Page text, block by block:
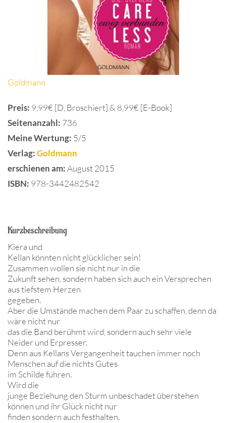
Goldmann
Preis: 9,99€ [D, Broschiert] & 8,99€ [E-Book]
Seitenanzahl: 736
Meine Wertung: 5/5
Verlag:Goldmann
erschienen am:August 2015
ISBN: 978-3442482542
Kurzbeschreibung
Kiera und
Kellan könnten nicht glücklicher sein!
Zusammen wollen sie nicht nur in die
Zukunft sehen, sondern haben sich auch ein Versprechen
aus tiefstem Herzen
gegeben.
Aber die Umstände machen dem Paar zu schaffen, denn da
wäre nicht nur
das die Band berühmt wird, sondern auch sehr viele
Neider und Erpresser.
Denn aus Kellans Vergangenheit tauchen immer noch
Menschen auf die nichts Gutes
im Schilde führen.
Wird die
junge Beziehung den Sturm unbeschadet überstehen
können und ihr Glück nicht nur
finden sondern auch festhalten.